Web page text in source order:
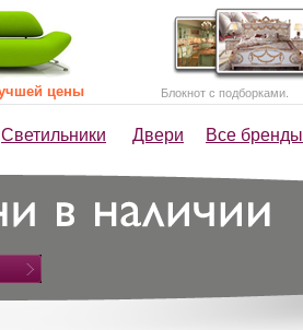
Светильники Двери Все бренды
цены Блокнот с подборками.